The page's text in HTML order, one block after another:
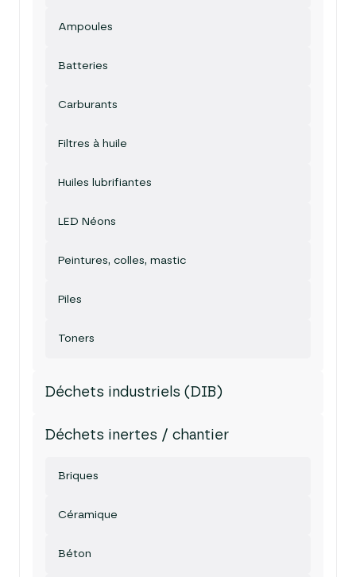
Ampoules
Batteries
Carburants
Filtres à huile
Huiles lubrifiantes
LED Néons
Peintures, colles, mastic
Piles
Toners
Déchets industriels (DIB)
Déchets inertes / chantier
Briques
Céramique
Béton